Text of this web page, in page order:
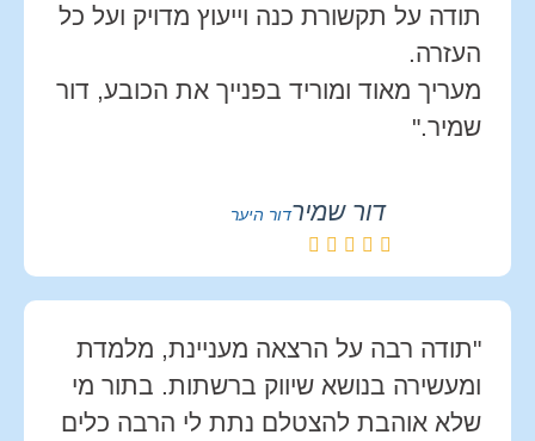
תודה על תקשורת כנה וייעוץ מדויק ועל כל
העזרה.
מעריך מאוד ומוריד בפנייך את הכובע, דור
שמיר."
דור שמירדור היער
"תודה רבה על הרצאה מעניינת, מלמדת
ומעשירה בנושא שיווק ברשתות. בתור מי
שלא אוהבת להצטלם נתת לי הרבה כלים